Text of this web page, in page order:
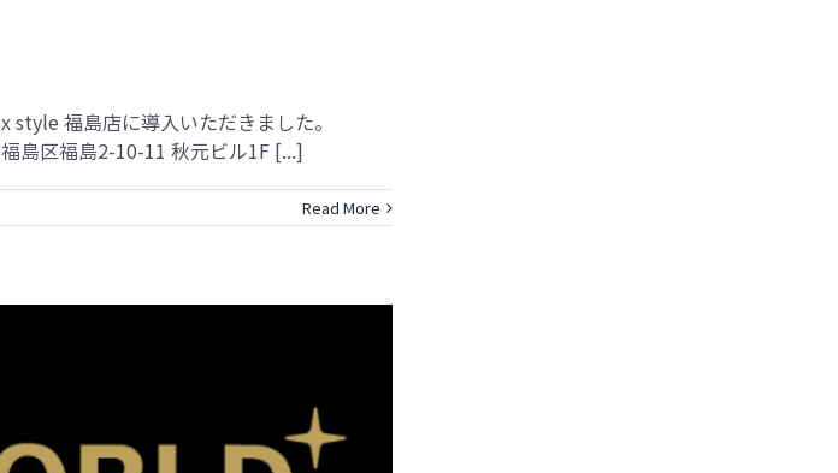
福島店に導入いただきました。
区福島2-10-11 秋元ビル1F [...]
Read More